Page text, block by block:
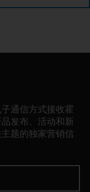
通信方式接收霍
发布、活动和新
题的独家营销信